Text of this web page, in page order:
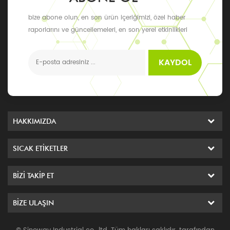
bize abone olun, en son ürün içeriğimizi, özel haber
raporlarını ve güncellemeleri, en son yerel etkinlikleri
alabilirsiniz
KAYDOL
HAKKIMIZDA
SICAK ETIKETLER
BIZI TAKIP ET
BIZE ULAŞIN